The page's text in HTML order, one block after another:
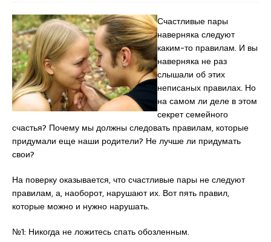
Счастливые пары
наверняка следуют
каким-то правилам. И вы
наверняка не раз
слышали об этих
неписаных правилах. Но
на самом ли деле в этом
секрет семейного
счастья? Почему мы должны следовать правилам, которые
придумали еще наши родители? Не лучше ли придумать
свои?
На поверку оказывается, что счастливые пары не следуют
правилам, а, наоборот, нарушают их. Вот пять правил,
которые можно и нужно нарушать.
№1: Никогда не ложитесь спать обозленным.